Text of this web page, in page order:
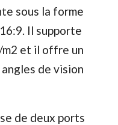
sous la forme
Il supporte
et il offre un
de vision
de deux ports